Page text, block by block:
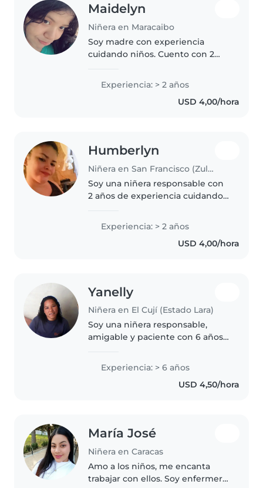
Maidelyn
Niñera en Maracaibo
Soy madre con experiencia
cuidando niños. Cuento con 2
pequeños entre 1 y 10 años. Me
encanta leer, la música y el
trabajo con niños que tienen
Experiencia: > 2 años
USD 4,00/hora
Humberlyn
Niñera en San Francisco (Zulia)
Soy una niñera responsable con
2 años de experiencia cuidando
más pequeños. Estoy
acostumbrada a las tareas del
Experiencia: > 2 años
USD 4,00/hora
Yanelly
Niñera en El Cují (Estado Lara)
Soy una niñera responsable,
amigable y paciente con 6 años
en edad preescolar. Me encanta
hacer manualidades y cocinar.
¡Estoy emocionada de conocer a..
Experiencia: > 6 años
USD 4,50/hora
María José
Niñera en Caracas
Amo a los niños, me encanta
trabajar con ellos. Soy enfermera